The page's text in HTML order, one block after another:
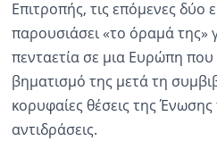
Εκπομπές
Πολιτισμός
Επιτροπής, τις επόμενες δύο
παρουσιάσει «το όραμά της»
πενταετία σε μια Ευρώπη
βηματισμό της μετά τη
κορυφαίες θέσεις της
αντιδράσεις.